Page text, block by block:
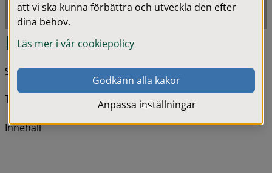
Rubrik
Senast uppdaterad 10 oktober 2025
Text
Innehåll
att vi ska kunna förbättra och utveckla den efter
dina behov.
Läs mer i vår cookiepolicy
Godkänn alla kakor
Anpassa inställningar